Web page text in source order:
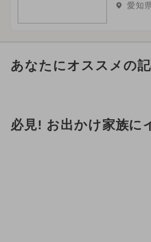
愛知
あなたにオススメの
必見! お出かけ家族に